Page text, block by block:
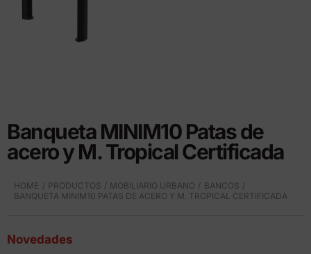
Banqueta MINIM10 Patas de
acero y M. Tropical Certificada
HOME PRODUCTOS MOBILIARIO URBANO
BANCOS
BANQUETA MINIM10 PATAS DE ACERO Y M. TROPICAL CERTIFICADA
Novedades